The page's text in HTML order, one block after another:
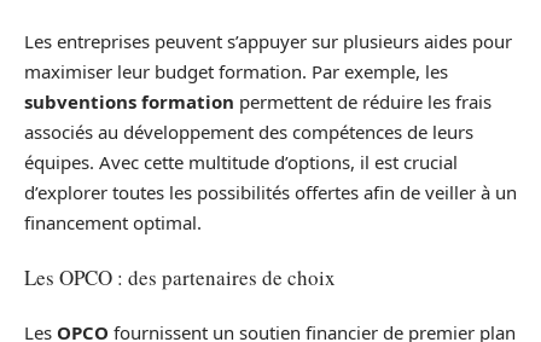
Les entreprises peuvent s’appuyer sur plusieurs aides pour
maximiser leur budget formation. Par exemple, les
subventions formation permettent de réduire les frais
associés au développement des compétences de leurs
équipes. Avec cette multitude d’options, il est crucial
d’explorer toutes les possibilités offertes afin de veiller à un
financement optimal.
Les OPCO : des partenaires de choix
Les OPCO fournissent un soutien financier de premier plan